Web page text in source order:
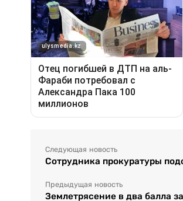
Следующая новость
Сотрудника прокуратуры
Предыдущая новость
Землетрясение в два балла